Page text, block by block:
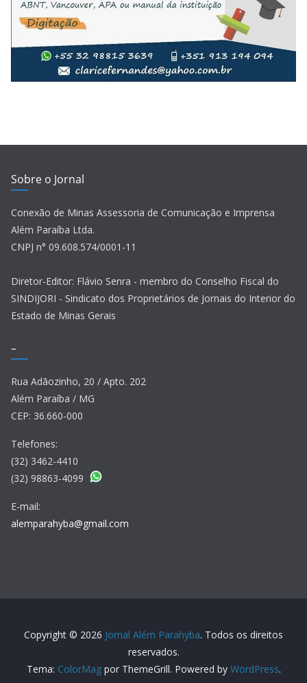
Sobre o Jornal
Conexão de Minas Assessoria de Comunicação e Imprensa
Além Paraíba Ltda.
CNPJ n° 09.608.574/0001-11
Diretor-Editor: Flávio Senra - membro do Conselho Fiscal do
SINDIJORI - Sindicato dos Proprietários de Jornais do Interior do
Estado de Minas Gerais
–
Rua Adãozinho, 20 / Apto. 202
Além Paraíba / MG
CEP: 36.660-000
Telefones:
(32) 3462-4410
(32) 98863-4099
E-mail:
alemparahyba@gmail.com
Copyright © 2026 Jornal Além Parahyba. Todos os direitos
reservados.
Tema: ColorMagpor ThemeGrill. Powered by WordPress.